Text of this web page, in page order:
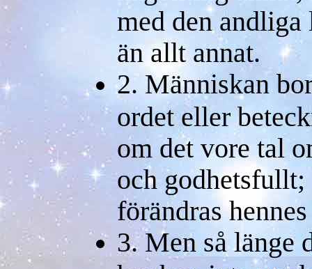
med den
än allt annat.
2. Människan
ordet eller
om det vore tal
och godhetsfullt;
förändras
3. Men så länge